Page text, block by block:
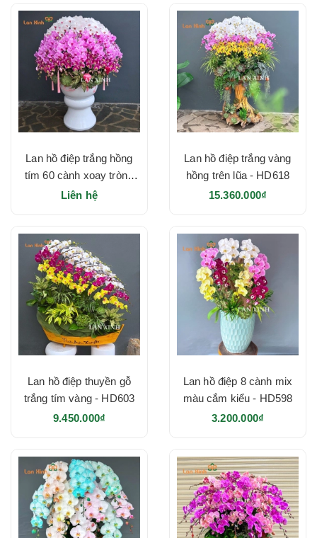
Lan hồ điệp trắng hồng
tím 60 cành xoay tròn -
HD628
Liên hệ
Lan hồ điệp trắng vàng
hồng trên lũa - HD618
15.360.000₫
Lan hồ điệp thuyền gỗ
trắng tím vàng - HD603
9.450.000₫
Lan hồ điệp 8 cành mix
màu cắm kiểu - HD598
3.200.000₫